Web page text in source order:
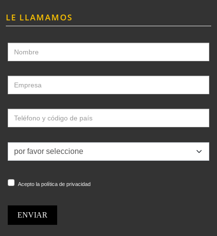
LE LLAMAMOS
Acepto la política de privacidad
ENVIAR